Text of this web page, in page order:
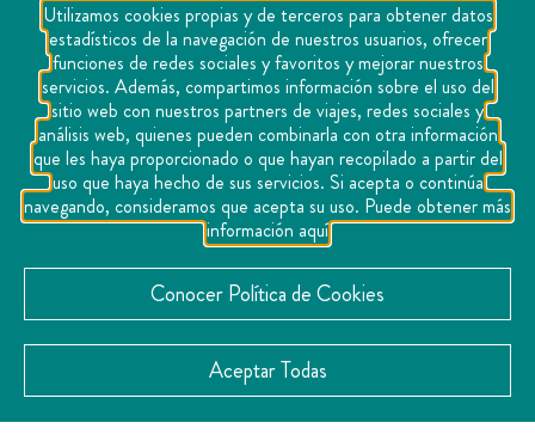
Utilizamos cookies propias y de terceros para obtener datos
estadísticos de la navegación de nuestros usuarios, ofrecer
funciones de redes sociales y favoritos y mejorar nuestros
servicios. Además, compartimos información sobre el uso del
sitio web con nuestros partners de viajes, redes sociales y
análisis web, quienes pueden combinarla con otra información
que les haya proporcionado o que hayan recopilado a partir del
uso que haya hecho de sus servicios. Si acepta o continúa
navegando, consideramos que acepta su uso. Puede obtener más
información aquí
Conocer Política de Cookies
Aceptar Todas